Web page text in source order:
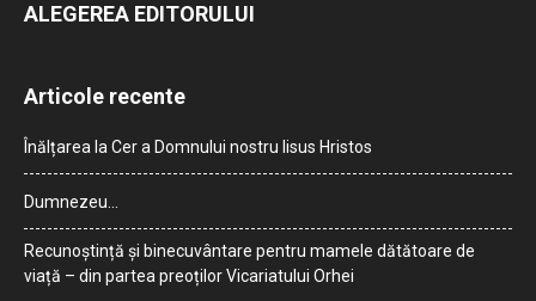
ALEGEREA EDITORULUI
Articole recente
Înălțarea la Cer a Domnului nostru Iisus Hristos
Dumnezeu…
Recunoștință și binecuvântare pentru mamele dătătoare de
viață – din partea preoților Vicariatului Orhei